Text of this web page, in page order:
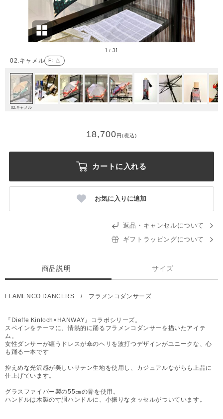
02.キャメル F: △
1 /31
02.キャメル
18,700円(税込)
カートに入れる
お気に入りに追加
返品・キャンセルについて
ギフトラッピングについて
商品説明 サイズ
FLAMENCO DANCERS / フラメンコダンサーズ
『Dieffe Kinloch×HANWAY』コラボシリーズ。
スペインをテーマに、情熱的に踊るフラメンコダンサーを描いたアイテ
ム。
女性ダンサーが纏うドレスが傘のヘリを波打つデザインがユニークな、心
も踊る一本です
控えめな光沢感が美しいサテン生地を使用し、カジュアルながらも上品に
仕上げています。
グラスファイバー製の55㎝の骨を使用。
ハンドルは木製の寸胴ハンドルに、小振りなタッセルがついています。